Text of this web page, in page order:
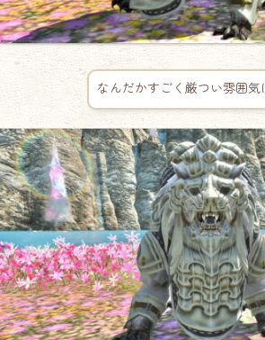
なんだかすごく厳つい雰囲気